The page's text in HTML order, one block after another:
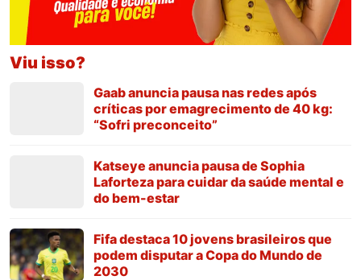
Viu isso?
Gaab anuncia pausa nas redes após
críticas por emagrecimento de 40 kg:
“Sofri preconceito”
Katseye anuncia pausa de Sophia
Laforteza para cuidar da saúde mental e
do bem-estar
Fifa destaca 10 jovens brasileiros que
podem disputar a Copa do Mundo de
2030